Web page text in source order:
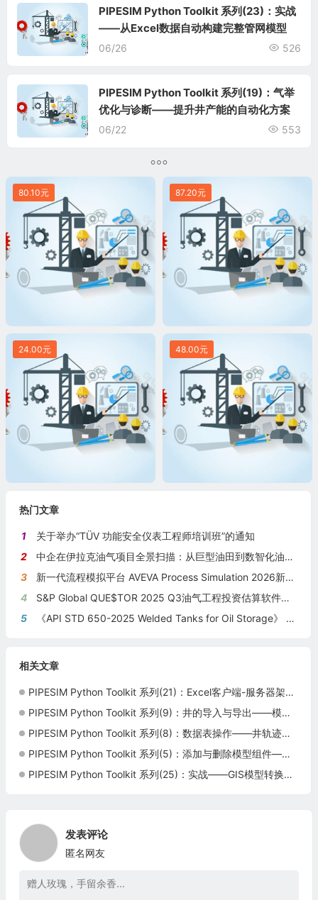
PIPESIM Python Toolkit 系列(23)：实战
——从Excel数据自动构建完整管网模型
06/26 526
PIPESIM Python Toolkit 系列(19)：气举
优化与诊断——提升井产能的自动化方案
06/22 553
80.10元 87.20元
24.00元 48.00元
热门文章
1
关于举办“TÜV 功能安全仪表工程师培训班”的通知
2
中企在伊拉克油气项目全景扫描：从巨型油田到数智化油田的系统性布局
3
新一代流程模拟平台 AVEVA Process Simulation 2026新版本发布
4
S&P Global QUE$TOR 2025 Q3油气工程投资估算软件新版本发布
5
《API STD 650-2025 Welded Tanks for Oil Storage》 《钢制焊接储油罐》（中英文对照版）
相关文章
PIPESIM Python Toolkit 系列(21)：Excel客户端-服务器架构——VBA与Python通信
PIPESIM Python Toolkit 系列(9)：井的导入与导出——模型管理与复用
PIPESIM Python Toolkit 系列(8)：数据表操作——井轨迹与管线几何数据处理
PIPESIM Python Toolkit 系列(5)：添加与删除模型组件——动态构建管网
PIPESIM Python Toolkit 系列(25)：实战——GIS模型转换与井模型综合管理
发表评论
匿名网友